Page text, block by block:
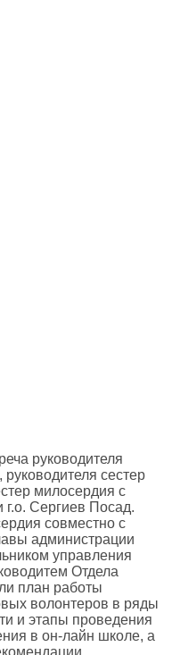
руководителя
сестер
милосердия с
г.о. Сергиев Посад.
совместно с
администрации
управления
Отдела
план работы
волонтеров в ряды
и этапы проведения
в он-лайн школе, а